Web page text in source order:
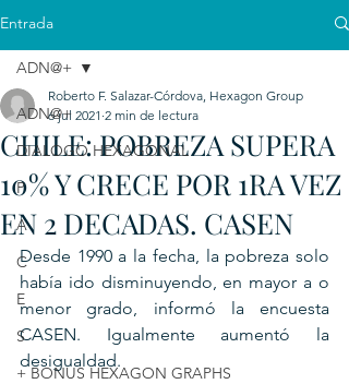
Entrada
ADN@+
DIALOGO HEXAGONAL
P
A
C
E
S
+ BONUS HEXAGON GRAPHS
ADN@+
CHILE: POBREZA SUPERA
10% Y CRECE POR 1RA VEZ
EN 2 DECADAS. CASEN
Roberto F. Salazar-Córdova, Hexagon Group
6 jul 2021 2 min de lectura
Desde 1990 a la fecha, la pobreza solo
había ido disminuyendo, en mayor a o
menor grado, informó la encuesta
CASEN. Igualmente aumentó la
desigualdad.